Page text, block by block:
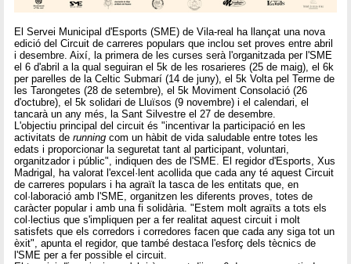
El Servei Municipal d'Esports (SME) de Vila-real ha llançat una nova
edició del Circuit de carreres populars que inclou set proves entre abril
i desembre. Així, la primera de les curses serà l'organitzada per l'SME
el 6 d'abril a la qual seguiran el 5k de les rosarieres (25 de maig), el 6k
per parelles de la Celtic Submarí (14 de juny), el 5k Volta pel Terme de
les Tarongetes (28 de setembre), el 5k Moviment Consolació (26
d'octubre), el 5k solidari de Lluïsos (9 novembre) i el calendari, el
tancarà un any més, la Sant Silvestre el 27 de desembre.
L'objectiu principal del circuit és "incentivar la participació en les
activitats derunningcom un hàbit de vida saludable entre totes les
edats i proporcionar la seguretat tant al participant, voluntari,
organitzador i públic", indiquen des de l'SME. El regidor d'Esports, Xus
Madrigal, ha valorat l'excel·lent acollida que cada any té aquest Circuit
de carreres populars i ha agraït la tasca de les entitats que, en
col·laboració amb l'SME, organitzen les diferents proves, totes de
caràcter popular i amb una fi solidària. "Estem molt agraïts a tots els
col·lectius que s'impliquen per a fer realitat aquest circuit i molt
satisfets que els corredors i corredores facen que cada any siga tot un
èxit", apunta el regidor, que també destaca l'esforç dels tècnics de
l'SME per a fer possible el circuit.